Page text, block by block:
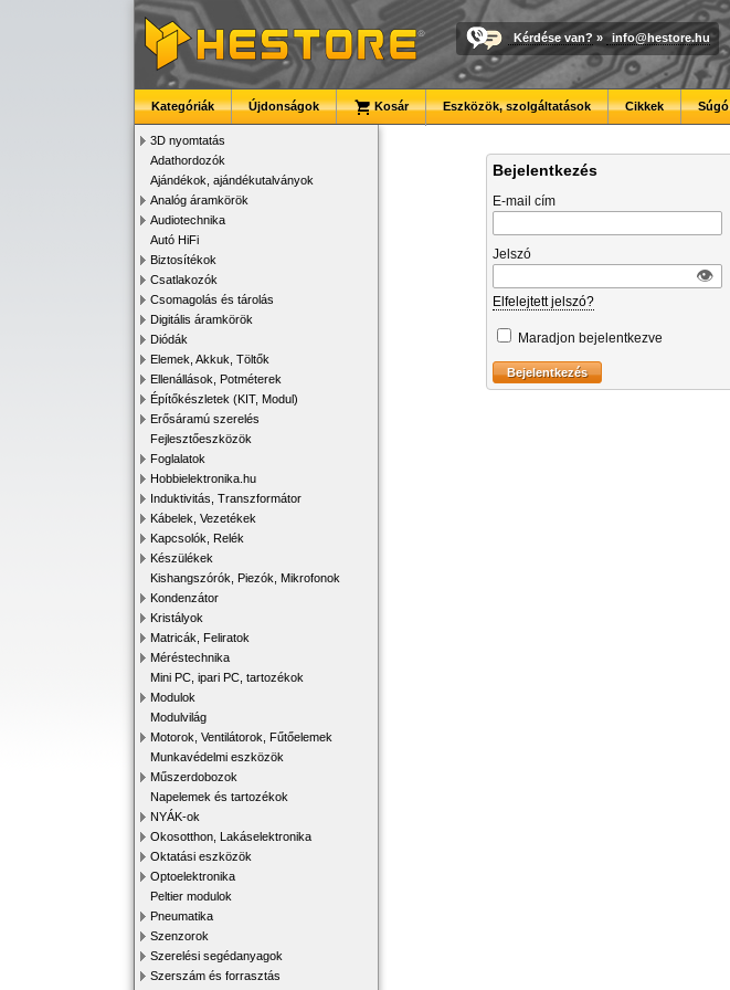
Kérdése van? » info@hestore.hu
Kategóriák Újdonságok Kosár Eszközök, szolgáltatások Cikkek Súgó
3D nyomtatás
Adathordozók
Ajándékok, ajándékutalványok
Analóg áramkörök
Audiotechnika
Autó HiFi
Biztosítékok
Csatlakozók
Csomagolás és tárolás
Digitális áramkörök
Diódák
Elemek, Akkuk, Töltők
Ellenállások, Potméterek
Építőkészletek (KIT, Modul)
Erősáramú szerelés
Fejlesztőeszközök
Foglalatok
Hobbielektronika.hu
Induktivitás, Transzformátor
Kábelek, Vezetékek
Kapcsolók, Relék
Készülékek
Kishangszórók, Piezók, Mikrofonok
Kondenzátor
Kristályok
Matricák, Feliratok
Méréstechnika
Mini PC, ipari PC, tartozékok
Modulok
Modulvilág
Motorok, Ventilátorok, Fűtőelemek
Munkavédelmi eszközök
Műszerdobozok
Napelemek és tartozékok
NYÁK-ok
Okosotthon, Lakáselektronika
Oktatási eszközök
Optoelektronika
Peltier modulok
Pneumatika
Szenzorok
Szerelési segédanyagok
Szerszám és forrasztás
Bejelentkezés
E-mail cím
Jelszó
👁︎
Elfelejtett jelszó?
Maradjon bejelentkezve